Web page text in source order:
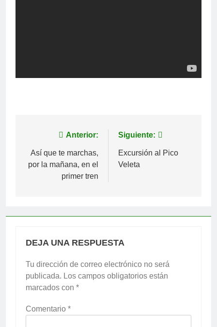
Navegación
de
entradas
Anterior:
Así que te marchas,
por la mañana, en el
primer tren
Siguiente:
Excursión al Pico
Veleta
DEJA UNA RESPUESTA
Tu dirección de correo electrónico no será
publicada. Los campos obligatorios están
marcados con *
Comentario *